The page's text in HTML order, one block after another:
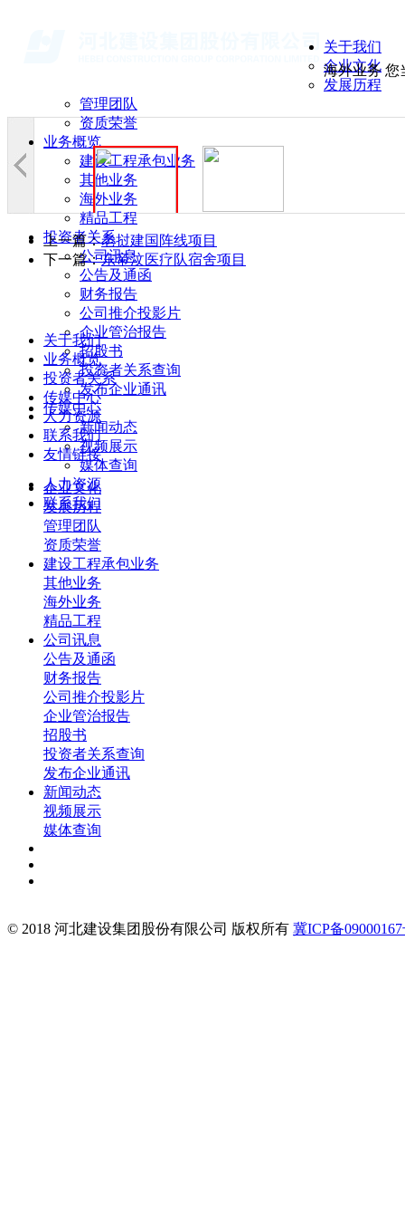
关于我们
企业文化
发展历程
管理团队
资质荣誉
业务概览
建设工程承包业务
其他业务
海外业务
精品工程
投资者关系
公司讯息
公告及通函
财务报告
公司推介投影片
企业管治报告
招股书
投资者关系查询
发布企业通讯
传媒中心
新闻动态
视频展示
媒体查询
人力资源
联系我们
海外业务 您
上一篇：老挝建国阵线项目
下一篇：东帝汶医疗队宿舍项目
关于我们
业务概览
投资者关系
传媒中心
人力资源
联系我们
友情链接
企业文化
发展历程
管理团队
资质荣誉
建设工程承包业务
其他业务
海外业务
精品工程
公司讯息
公告及通函
财务报告
公司推介投影片
企业管治报告
招股书
投资者关系查询
发布企业通讯
新闻动态
视频展示
媒体查询
© 2018 河北建设集团股份有限公司 版权所有 冀ICP备